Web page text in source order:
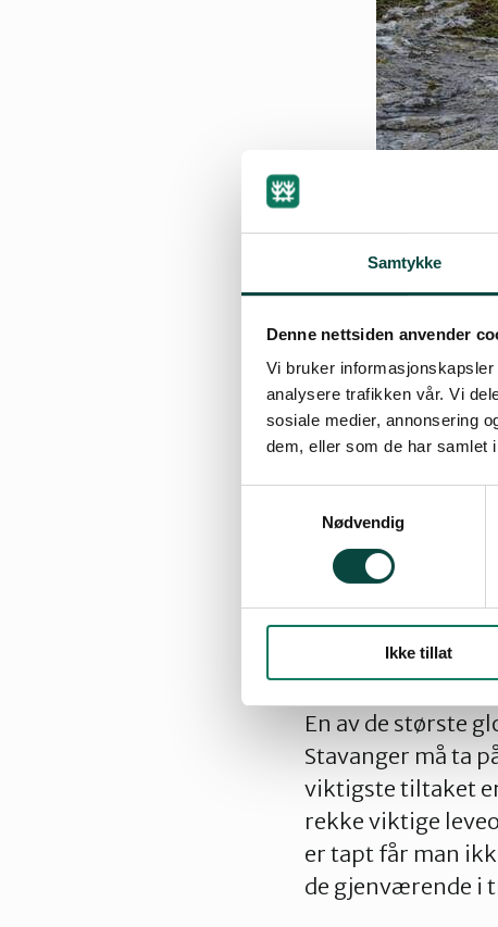
Samtykke
Denne nettsiden anvender
Vi bruker
analysere trafikken vår. Vi
sosiale medier, annonsering
dem, eller som de har samlet
Nødvendig
Ikke tillat
By
20.10.2014 14:39
Når politkerne i
av naturmangfold
høringsinnspill til
En av de største
Stavanger må ta
viktigste tiltaket
rekke viktige
er tapt får man
de gjenværende i